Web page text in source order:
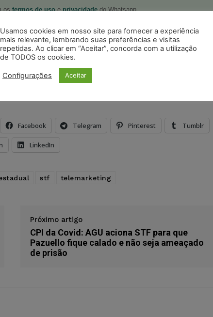
ostermos de usoeprivacidadedo Whatsapp.
no Google News
jurídicas do Brasil
Facebook Telegram Pinterest Tumblr
LinkedIn
stf telemarketing
Próximo artigo
CPI da Covid: AGU aciona STF para que
Pazuello fique calado e não seja ameaçado
de prisão
Usamos cookies em nosso site para fornecer a experiência
mais relevante, lembrando suas preferências e visitas
repetidas. Ao clicar em “Aceitar”, concorda com a utilização
de TODOS os cookies.
Configurações Aceitar